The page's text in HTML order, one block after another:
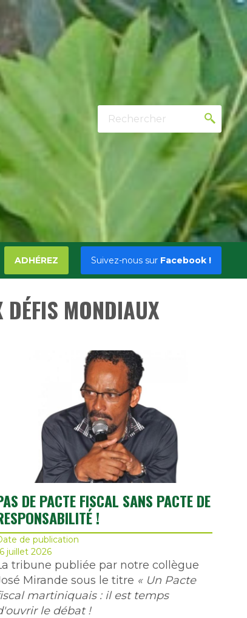
Rechercher
Suivez-nous sur Facebook !
ADHÉREZ
DÉFIS MONDIAUX
DE PACTE FISCAL SANS PACTE DE
!
de publication
juillet 2026
tribune publiée par notre collègue
Mirande sous le titre « Un Pacte
martiniquais : il est temps
le débat !